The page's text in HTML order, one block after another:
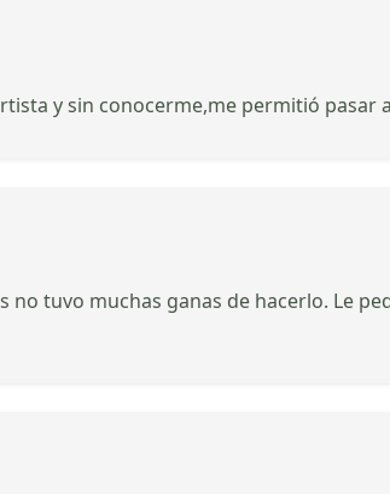
y sin conocerme,me permitió pasar
tuvo muchas ganas de hacerlo. Le